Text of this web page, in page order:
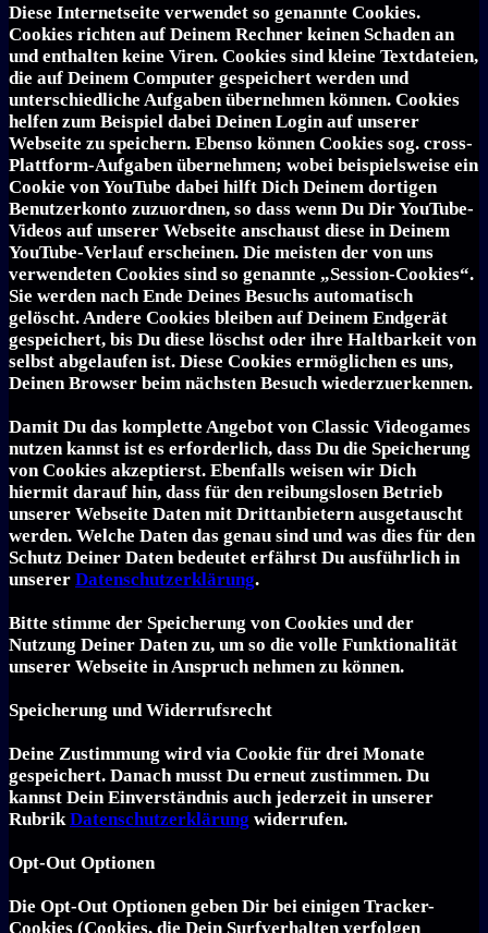
Diese Internetseite verwendet so genannte Cookies.
Cookies richten auf Deinem Rechner keinen Schaden an
und enthalten keine Viren. Cookies sind kleine Textdateien,
die auf Deinem Computer gespeichert werden und
unterschiedliche Aufgaben übernehmen können. Cookies
helfen zum Beispiel dabei Deinen Login auf unserer
Webseite zu speichern. Ebenso können Cookies sog. cross-
Plattform-Aufgaben übernehmen; wobei beispielsweise ein
Cookie von YouTube dabei hilft Dich Deinem dortigen
Benutzerkonto zuzuordnen, so dass wenn Du Dir YouTube-
Videos auf unserer Webseite anschaust diese in Deinem
YouTube-Verlauf erscheinen. Die meisten der von uns
verwendeten Cookies sind so genannte „Session-Cookies“.
Sie werden nach Ende Deines Besuchs automatisch
gelöscht. Andere Cookies bleiben auf Deinem Endgerät
gespeichert, bis Du diese löschst oder ihre Haltbarkeit von
selbst abgelaufen ist. Diese Cookies ermöglichen es uns,
Deinen Browser beim nächsten Besuch wiederzuerkennen.
Damit Du das komplette Angebot von Classic Videogames
nutzen kannst ist es erforderlich, dass Du die Speicherung
von Cookies akzeptierst. Ebenfalls weisen wir Dich
hiermit darauf hin, dass für den reibungslosen Betrieb
unserer Webseite Daten mit Drittanbietern ausgetauscht
werden. Welche Daten das genau sind und was dies für den
Schutz Deiner Daten bedeutet erfährst Du ausführlich in
unserer Datenschutzerklärung.
Bitte stimme der Speicherung von Cookies und der
Nutzung Deiner Daten zu, um so die volle Funktionalität
unserer Webseite in Anspruch nehmen zu können.
Speicherung und Widerrufsrecht
Deine Zustimmung wird via Cookie für drei Monate
gespeichert. Danach musst Du erneut zustimmen. Du
kannst Dein Einverständnis auch jederzeit in unserer
Rubrik Datenschutzerklärung widerrufen.
Opt-Out Optionen
Die Opt-Out Optionen geben Dir bei einigen Tracker-
Cookies (Cookies, die Dein Surfverhalten verfolgen